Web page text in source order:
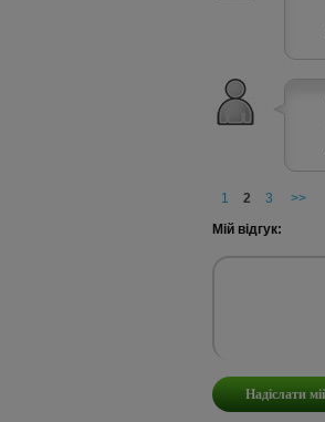
1 2 3
>>
Мій відгук: